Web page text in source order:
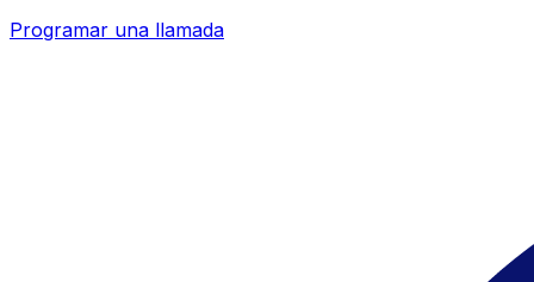
Programar una llamada